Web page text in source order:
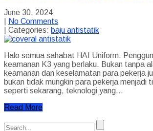
June 30, 2024
No Comments
| Categories: baju antistatik
Halo semua sahabat HAI Uniform.
keamanan K3 yang berlaku. Bukan tanpa
keamanan dan keselamatan para pekerja
bukan tidak mungkin para pekerja
seperti sekarang, teknologi yang...
Read More